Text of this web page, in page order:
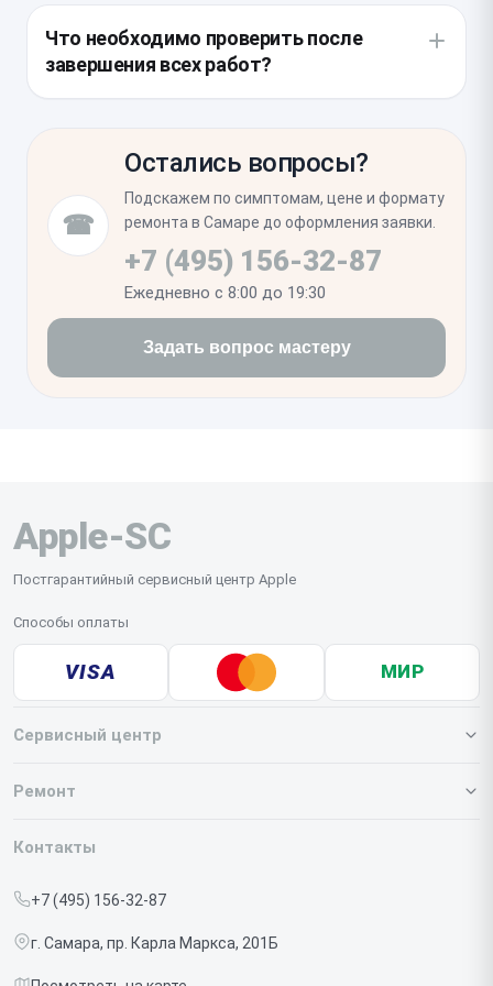
проклейки корпуса.
герметизации разрушается, поэтому мы всегда
удаляем остатки старого клея и наносим свежий
влагозащитный слой по всему периметру. Это
позволяет сохранить базовую устойчивость
Что необходимо проверить после
завершения всех работ?
Также стоит зайти в настройки аккумулятора,
чтобы проверить наличие корректных данных о
максимальной емкости и отсутствие системных
☎
Остались вопросы?
Подскажем по симптомам, цене и формату
ремонта в Самаре до оформления заявки.
+7 (495) 156-32-87
Ежедневно с 8:00 до 19:30
Задать вопрос мастеру
Apple-SC
Постгарантийный сервисный центр Apple
Способы оплаты
VISA МИР
Сервисный центр
О нашем сервисе
Срочный ремонт
Доставка и способы оплаты
Ремонт
Iphone
Контакты
+7 (495) 156-32-87
г. Самара, пр. Карла Маркса, 201Б